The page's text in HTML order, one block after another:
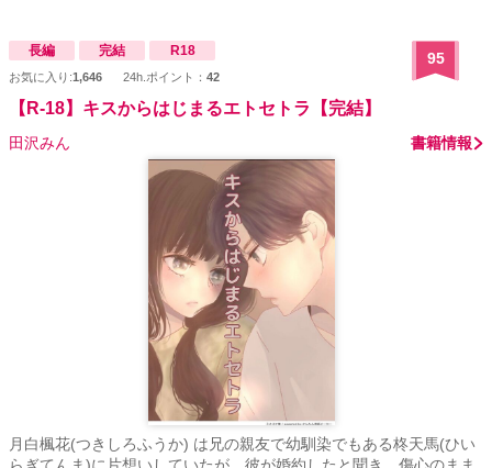
長編 完結 R18
お気に入り:1,646 24h.ポイント： 42
95
【R-18】キスからはじまるエトセトラ【完結】
田沢みん 書籍情報
月白楓花(つきしろふうか) は兄の親友で幼馴染でもある柊天馬(ひい
らぎてんま)に片想いしていたが、彼が婚約したと聞き、傷心のまま